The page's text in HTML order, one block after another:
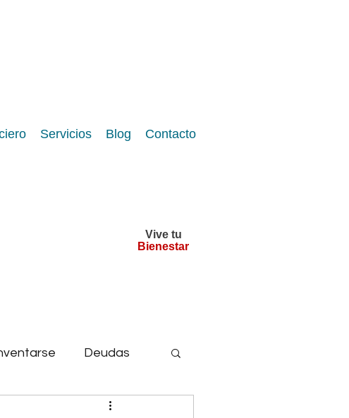
Servicios Blog Contacto
Deudas
Vive tu
Bienestar